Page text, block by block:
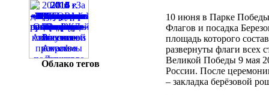
Облако тегов
10 июня в Парке Победы
Флагов и посадка
площадь которого
развернуты флаги всех
Великой Победы 9 мая
России. После
– закладка берёзовой